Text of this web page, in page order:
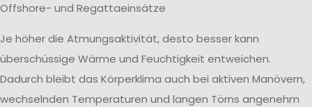
Offshore- und Regattaeinsätze
Je höher die Atmungsaktivität, desto besser kann
überschüssige Wärme und Feuchtigkeit entweichen.
Dadurch bleibt das Körperklima auch bei aktiven Manövern,
wechselnden Temperaturen und langen Törns angenehm